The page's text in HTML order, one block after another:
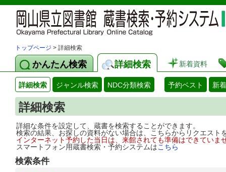
トップページ > 詳細検索
かんたん検索 詳細検索 新着資料
詳細検索 ジャンル検索 NDC分類検索 予約ベスト 新
詳細検索
詳細な条件を設定して、蔵書を検索することができます。
検索の結果、お探しの資料がない場合は、こちらからリクエス
インターネット予約した当日は、来館されても準備はできてい
スマートフォン用蔵書検索・予約システムはこちら
検索条件